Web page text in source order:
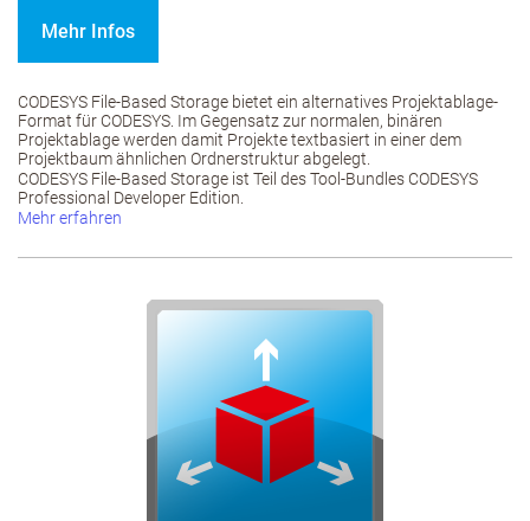
Mehr Infos
CODESYS File-Based Storage bietet ein alternatives Projektablage-
Format für CODESYS. Im Gegensatz zur normalen, binären
Projektablage werden damit Projekte textbasiert in einer dem
Projektbaum ähnlichen Ordnerstruktur abgelegt.
CODESYS File-Based Storage ist Teil des Tool-Bundles CODESYS
Professional Developer Edition.
Mehr erfahren